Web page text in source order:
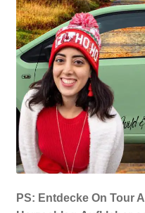
PS: Entdecke On Tour